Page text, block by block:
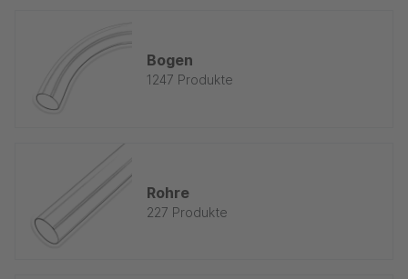
Bogen
1247 Produkte
Rohre
227 Produkte